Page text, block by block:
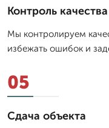
Контроль качества
Мы контролируем
избежать ошибок и
05
Сдача объекта